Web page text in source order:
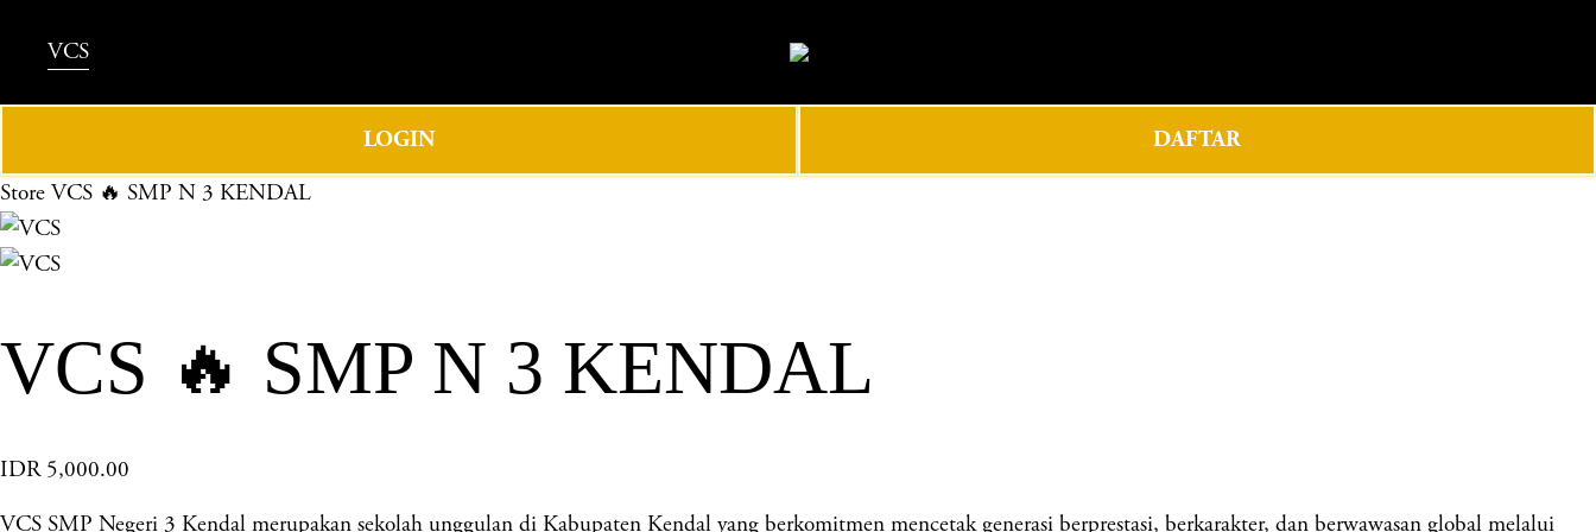
VCS
LOGIN DAFTAR
Store VCS 🔥 SMP N 3 KENDAL
VCS 🔥 SMP N 3 KENDAL
IDR 5,000.00
VCS SMP Negeri 3 Kendal merupakan sekolah unggulan di Kabupaten Kendal yang berkomitmen mencetak generasi berprestasi, berkarakter, dan berwawasan global melalui